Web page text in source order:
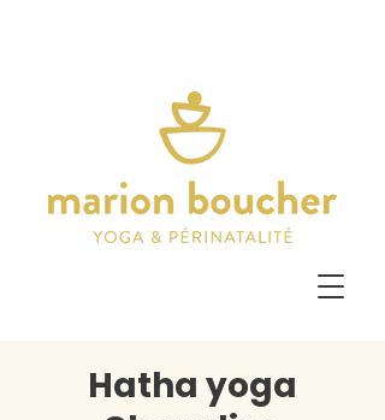
Hatha yoga